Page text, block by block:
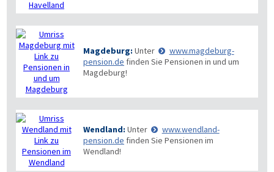
Magdeburg: Unter
www.magdeburg-
pension.de finden Sie Pensionen in und um
Magdeburg!
Wendland: Unter
www.wendland-
pension.de finden Sie Pensionen im
Wendland!